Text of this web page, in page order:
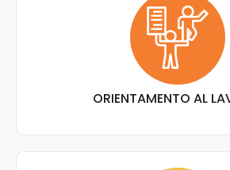
ORIENTAMENTO AL